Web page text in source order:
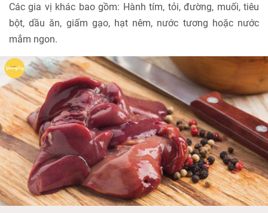
Các gia vị khác bao gồm: Hành tím, tỏi, đường, muối, tiêu
bột, dầu ăn, giấm gạo, hạt nêm, nước tương hoặc nước
mắm ngon.